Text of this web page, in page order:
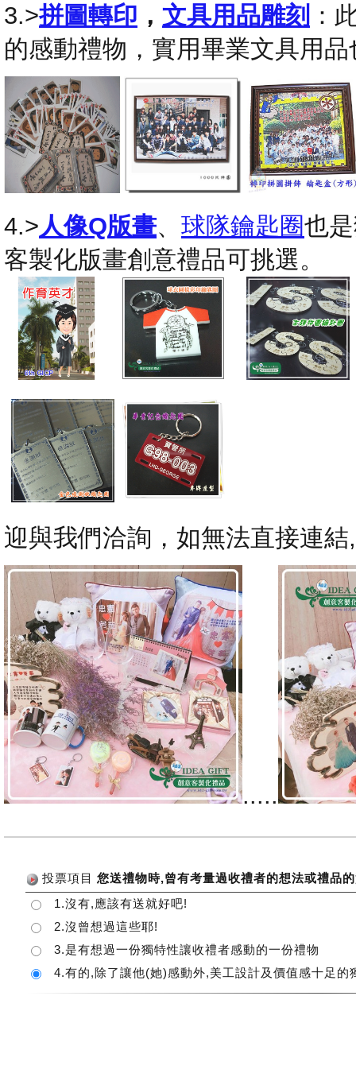
3.>拼圖轉印 ， 文具用品雕刻 ：
的感動禮物，實用畢業文具用
4.>人像Q版畫、 球隊鑰匙圈也
客製化版畫創意禮品可挑選。
迎與我們洽詢，如無法直接連
.....